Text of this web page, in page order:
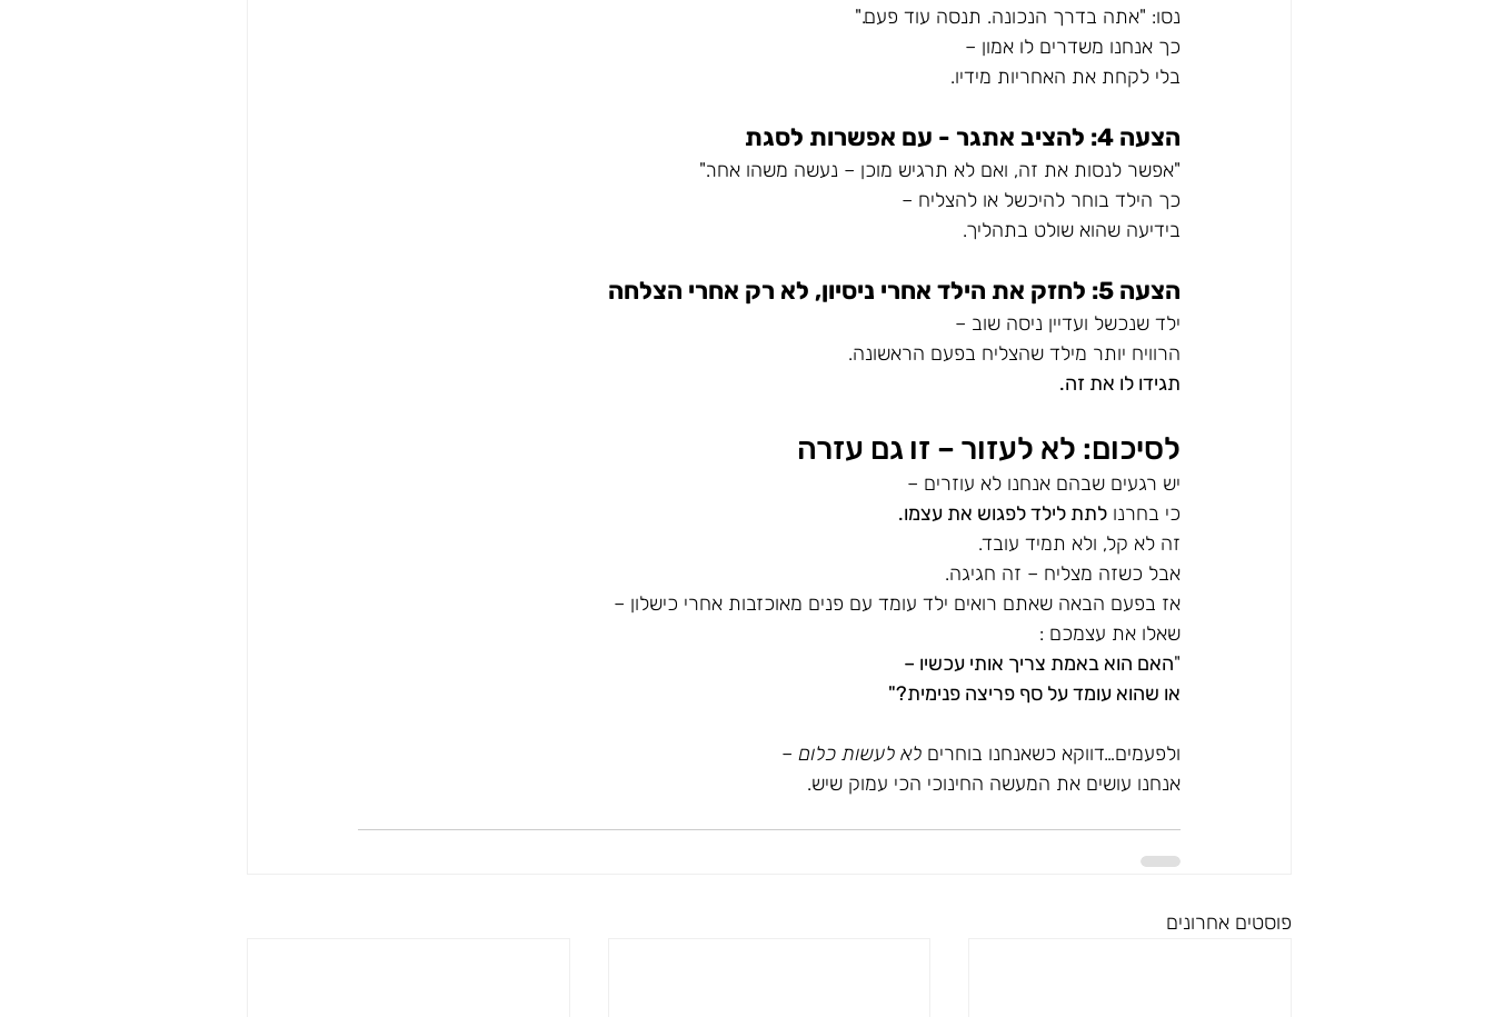
נסו: "אתה בדרך הנכונה. תנסה עוד פעם."
כך אנחנו משדרים לו אמון –
בלי לקחת את האחריות מידיו.
הצעה 4: להציב אתגר - עם אפשרות לסגת
"אפשר לנסות את זה, ואם לא תרגיש מוכן – נעשה משהו אחר."
כך הילד בוחר להיכשל או להצליח –
בידיעה שהוא שולט בתהליך.
הצעה 5: לחזק את הילד אחרי ניסיון, לא רק אחרי הצלחה
ילד שנכשל ועדיין ניסה שוב –
הרוויח יותר מילד שהצליח בפעם הראשונה.
תגידו לו את זה.
לסיכום: לא לעזור – זו גם עזרה
יש רגעים שבהם אנחנו לא עוזרים –
כי בחרנו לתת לילד לפגוש את עצמו.
זה לא קל, ולא תמיד עובד.
אבל כשזה מצליח – זה חגיגה.
אז בפעם הבאה שאתם רואים ילד עומד עם פנים מאוכזבות אחרי כישלון –
שאלו את עצמכם :
"האם הוא באמת צריך אותי עכשיו –
או שהוא עומד על סף פריצה פנימית?"
ולפעמים…דווקא כשאנחנו בוחרים לא לעשות כלום –
אנחנו עושים את המעשה החינוכי הכי עמוק שיש.
פוסטים אחרונים